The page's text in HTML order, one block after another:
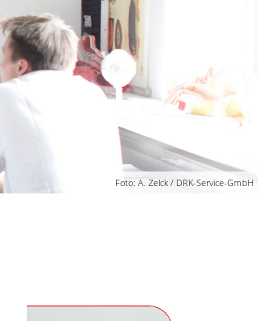
Foto: A. Zelck / DRK-Service-GmbH